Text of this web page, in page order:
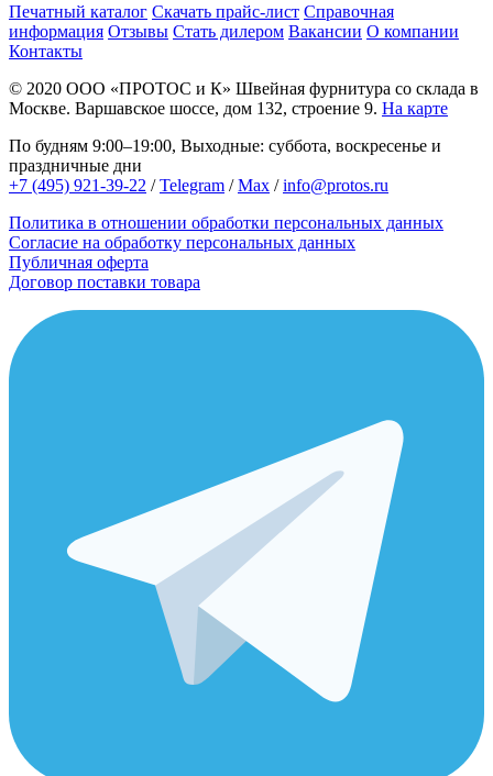
Печатный каталог Скачать прайс-лист Справочная
информация Отзывы Стать дилером Вакансии О компании
Контакты
© 2020 ООО «ПРОТОС и К» Швейная фурнитура со склада в
Москве. Варшавское шоссе, дом 132, строение 9. На карте
По будням 9:00–19:00, Выходные: суббота, воскресенье и
праздничные дни
+7 (495) 921-39-22 /Telegram /Max /info@protos.ru
Политика в отношении обработки персональных данных
Согласие на обработку персональных данных
Публичная оферта
Договор поставки товара